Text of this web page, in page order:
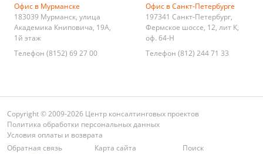
Офис в Мурманске
183039 Мурманск, улица
Академика Книповича, 19А,
1й этаж
Телефон (8152) 69 27 00
Офис в Санкт-Петербурге
197341 Санкт-Петербург,
Фермское шоссе, 12, лит К,
оф. 64-Н
Телефон (812) 244 71 33
Copyright © 2009-2026 Центр консалтинговых проектов
Политика обработки персональных данных
Условия оплаты и возврата
Обратная связь
Карта сайта Поиск